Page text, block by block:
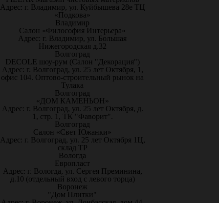
Адрес: г. Владимир, ул. Куйбышева 28е ТЦ
«Подкова»
Владимир
Салон «Философия Интерьера»
Адрес: г. Владимир, ул. Большая
Нижегородская д.32
Волгоград
DECOLE шоу-рум (Салон "Декорация")
Адрес: г. Волгоград, ул. 25 лет Октября, 1,
офис 104. Оптово-строительный рынок на
Тулака
Волгоград
«ДОМ КАМЕНЬОН»
Адрес: г. Волгоград, ул. 25 лет Октября, д.
1, стр. 1, ТК "Фаворит".
Волгоград
Салон «Свет Южанки»
Адрес: г. Волгоград, ул. 25 лет Октября 1Ц,
склад ТР
Вологда
Европласт
Адрес: г. Вологда, ул. Сергея Преминина,
д.10 (отдельный вход с левого торца)
Воронеж
"Дом Плитки"